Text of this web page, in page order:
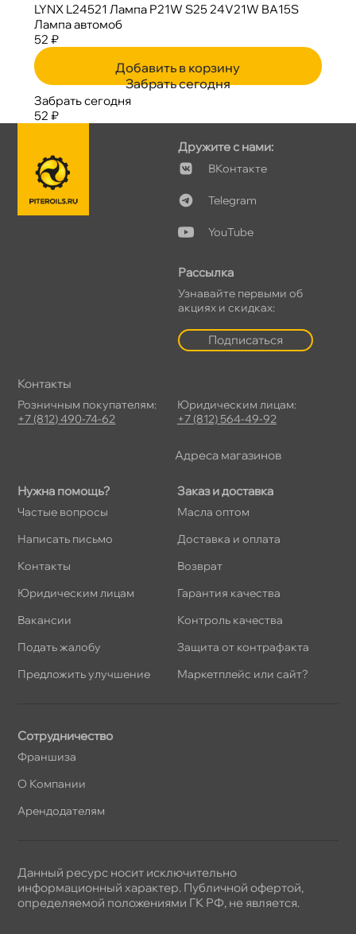
LYNX L24521 Лампа P21W S25 24V21W BA15S
Лампа автомо
52 ₽
Добавить в корзину
Забрать сегодня
Забрать сегодня
52 ₽
Нужна помощь?
Частые вопросы
Написать письмо
Контакты
Юридическим лицам
акансии
Подать жалобу
Предложить улучшение
Заказ и доставка
Масла оптом
Доставка и оплата
озврат
Гарантия качества
Контроль качества
Защита от контрафакта
Маркетплейс или сайт?
Дружите с нами:
Контакте
Telegram
YouTube
Рассылка
Узнавайте первыми о
акциях и скидках:
Подписаться
Сотрудничество
Франшиза
О Компании
Арендодателям
Контакты
Розничным покупателям:
+7 (812) 490-74-62
Юридическим лицам:
+7 (812) 564-49-92
Адреса магазино
Данный ресурс носит исключительно
информационный характер. Публичной офертой,
определяемой положениями ГК РФ, не является.